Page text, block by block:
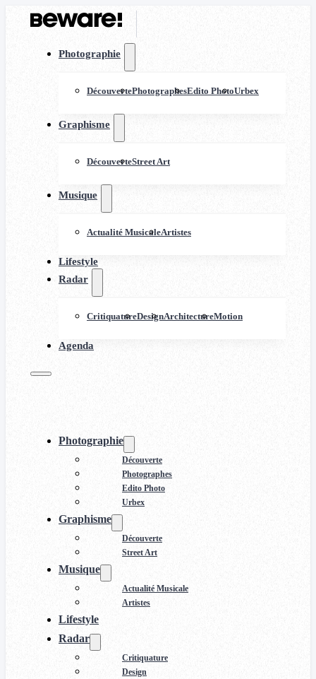
Photographie
DécouvertePhotographesEdito PhotoUrbex
Graphisme
DécouverteStreet Art
Musique
Actualité MusicaleArtistes
Lifestyle
Radar
CritiquatureDesignArchitectureMotion
Agenda
Photographie
Découverte
Photographes
Edito Photo
Urbex
Graphisme
Découverte
Street Art
Musique
Actualité Musicale
Artistes
Lifestyle
Radar
Critiquature
Design